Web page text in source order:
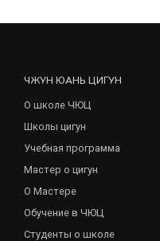
ЧЖУН ЮАНЬ ЦИГУН
О школе ЧЮЦ
Школы цигун
Учебная программа
Мастер о цигун
О Мастере
Обучение в ЧЮЦ
Студенты о школе